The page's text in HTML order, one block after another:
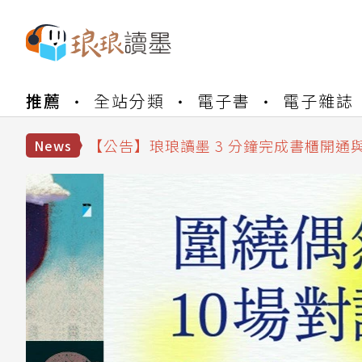
推薦 全站分類 電子書 電子雜誌
News
【公告】琅琅書店服務升級重要說明及
【公告】琅琅讀墨書櫃開通常見問題
【公告】琅琅書店服務升級重要說明及